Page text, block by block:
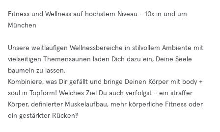
Fitness und Wellness auf höchstem Niveau - 10x in und um
München
Unsere weitläufigen Wellnessbereiche in stilvollem Ambiente mit
vielseitigen Themensaunen laden Dich dazu ein, Deine Seele
baumeln zu lassen.
Kombiniere, was Dir gefällt und bringe Deinen Körper mit body +
soul in Topform! Welches Ziel Du auch verfolgst - ein straffer
Körper, definierter Muskelaufbau, mehr körperliche Fitness oder
ein gestärkter Rücken?